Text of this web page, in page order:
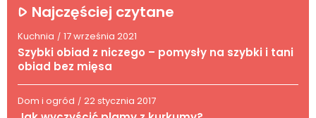
Najczęściej czytane
Kuchnia / 17 września 2021
Szybki obiad z niczego – pomysły na szybki i tani
obiad bez mięsa
Dom i ogród / 22 stycznia 2017